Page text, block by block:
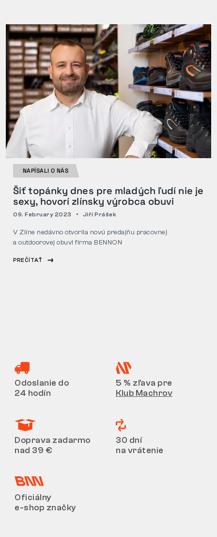
NAPÍSALI O NÁS
Šiť topánky dnes pre mladých ľudí nie je
sexy, hovorí zlínsky výrobca obuvi
09. February 2023 Jiří Prášek
V Zlíne nedávno otvorila novú predajňu pracovnej
a outdoorovej obuvi firma BENNON
PREČÍTAŤ
Odoslanie do
24 hodín
5 % zľava pre
Klub Machrov
Doprava zadarmo
nad 39 €
30 dní
na vrátenie
Oficiálny
e-shop značky